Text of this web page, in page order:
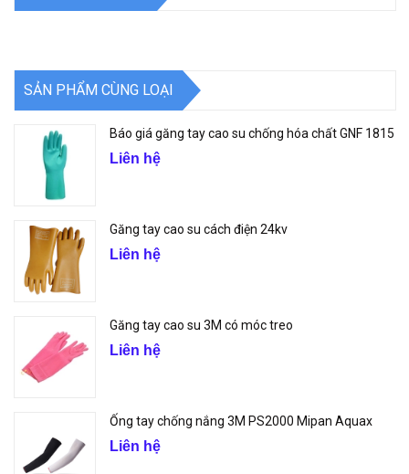
SẢN PHẨM CÙNG LOẠI
Báo giá găng tay cao su chống hóa chất GNF 1815
Liên hệ
Găng tay cao su cách điện 24kv
Liên hệ
Găng tay cao su 3M có móc treo
Liên hệ
Ống tay chống nắng 3M PS2000 Mipan Aquax
Liên hệ